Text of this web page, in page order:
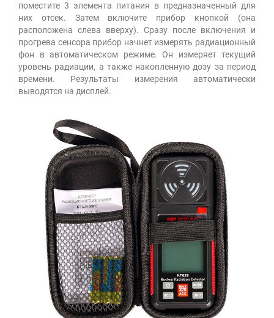
поместите 3 элемента питания в предназначенный для
них отсек. Затем включите прибор кнопкой (она
расположена слева вверху). Сразу после включения и
прогрева сенсора прибор начнет измерять радиационный
фон в автоматическом режиме. Он измеряет текущий
уровень радиации, а также накопленную дозу за период
времени. Результаты измерения автоматически
выводятся на дисплей.